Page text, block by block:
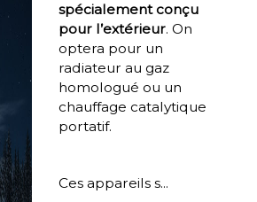
spécialement conçu
pour l’extérieur. On
optera pour un
radiateur au gaz
homologué ou un
chauffage catalytique
portatif.
Ces appareils s...